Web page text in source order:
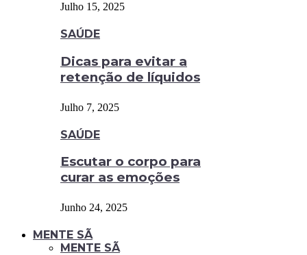
Julho 15, 2025
SAÚDE
Dicas para evitar a
retenção de líquidos
Julho 7, 2025
SAÚDE
Escutar o corpo para
curar as emoções
Junho 24, 2025
MENTE SÃ
MENTE SÃ